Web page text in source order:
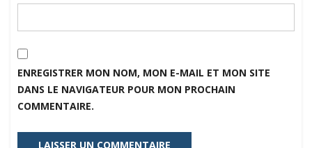
ENREGISTRER MON NOM, MON E-MAIL ET MON SITE
DANS LE NAVIGATEUR POUR MON PROCHAIN
COMMENTAIRE.